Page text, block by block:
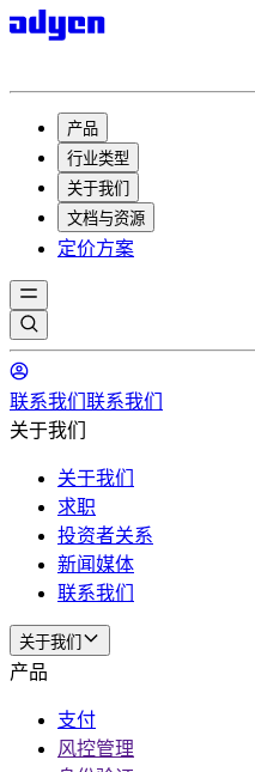
产品
行业类型
关于我们
文档与资源
定价方案
联系我们 联系我们
关于我们
关于我们
求职
投资者关系
新闻媒体
联系我们
关于我们
产品
支付
风控管理